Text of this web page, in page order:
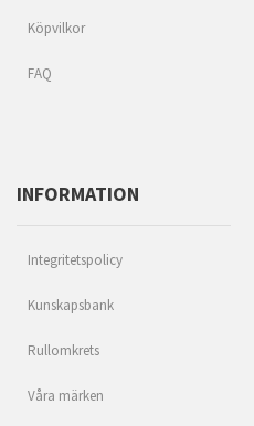
Köpvilkor
FAQ
INFORMATION
Integritetspolicy
Kunskapsbank
Rullomkrets
Våra märken